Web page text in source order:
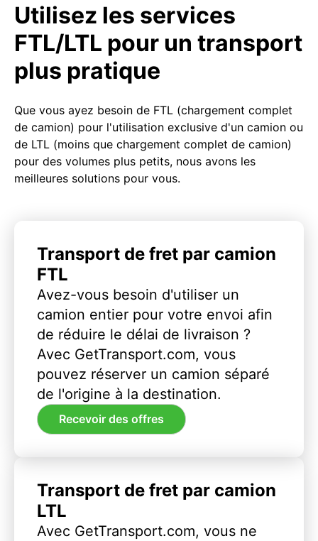
Utilisez les services
FTL/LTL pour un transport
plus pratique
Que vous ayez besoin de FTL (chargement complet
de camion) pour l'utilisation exclusive d'un camion ou
de LTL (moins que chargement complet de camion)
pour des volumes plus petits, nous avons les
meilleures solutions pour vous.
Transport de fret par camion
FTL
Avez-vous besoin d'utiliser un
camion entier pour votre envoi afin
de réduire le délai de livraison ?
Avec GetTransport.com, vous
pouvez réserver un camion séparé
de l'origine à la destination.
Recevoir des offres
Transport de fret par camion
LTL
Avec GetTransport.com, vous ne